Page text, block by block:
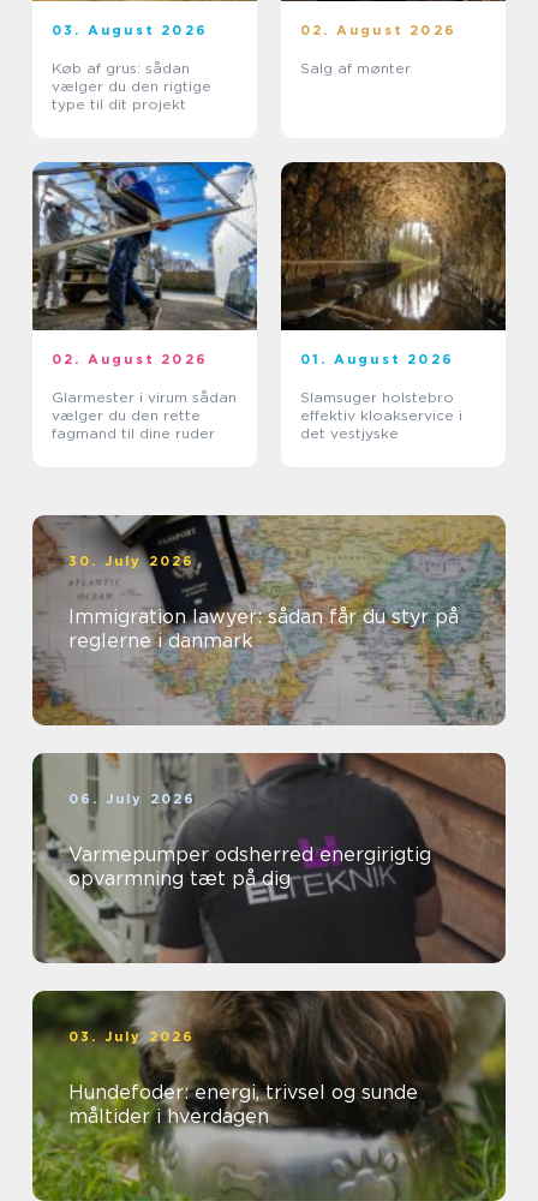
03. August 2026
Køb af grus: sådan
vælger du den rigtige
type til dit projekt
02. August 2026
Salg af mønter
02. August 2026
Glarmester i virum sådan
vælger du den rette
fagmand til dine ruder
01. August 2026
Slamsuger holstebro
effektiv kloakservice i
det vestjyske
30. July 2026
Immigration lawyer: sådan får du styr på
reglerne i danmark
06. July 2026
Varmepumper odsherred energirigtig
opvarmning tæt på dig
03. July 2026
Hundefoder: energi, trivsel og sunde
måltider i hverdagen